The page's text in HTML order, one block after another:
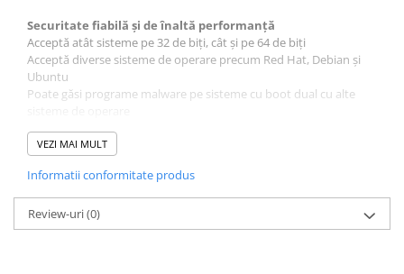
Securitate fiabilă și de înaltă performanță
Acceptă atât sisteme pe 32 de biți, cât și pe 64 de biți
Acceptă diverse sisteme de operare precum Red Hat, Debian și
Ubuntu
Poate găsi programe malware pe sisteme cu boot dual cu alte
Dezvoltat și actualizat continuu
Păstrați-vă sistemele Linux protejate cu soluția noastră antivirus
ușoară, care nu vă încetinește. Tehnologia noastră CommunityIQ
oferă protecție anti-malware Linux în timp real și accelerează
stațiile de lucru prin protejarea fișierelor de pe server, utilizând
VEZI MAI MULT
Informatii conformitate produs
Review-uri(0)